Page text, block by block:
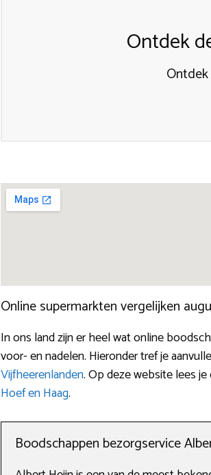
Ontdek
Online supermarkten vergelijken
In ons land zijn er heel wat online
voor- en nadelen. Hieronder tref je
Vijfheerenlanden. Op deze website lees
Hoef en Haag.
Boodschappen bezorgservice